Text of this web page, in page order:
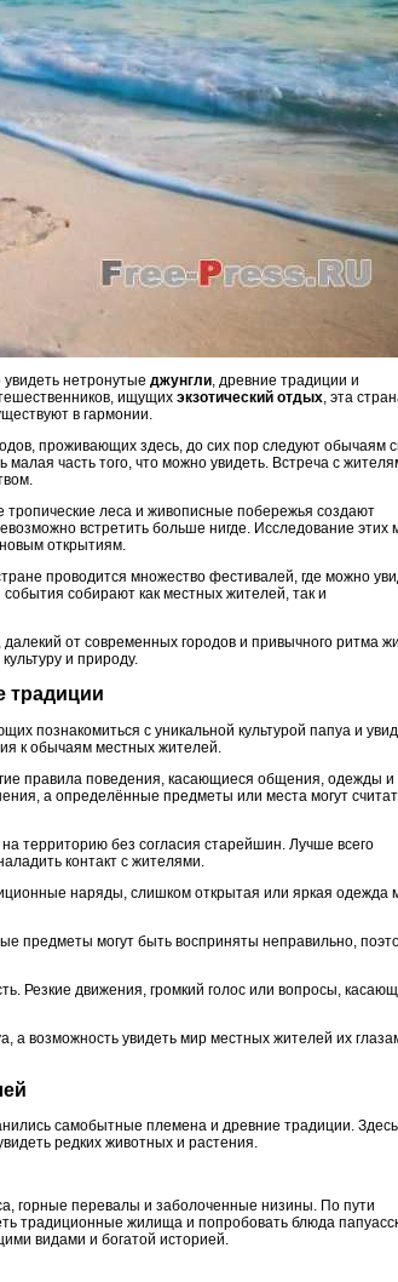
нетронутые джунгли, древние традиции и
ищущих экзотический отдых, эта
в гармонии.
проживающих здесь, до сих пор следуют обычаям
часть того, что можно увидеть. Встреча с
леса и живописные побережья создают
встретить больше нигде. Исследование этих
открытиям.
проводится множество фестивалей, где можно
собирают как местных жителей, так и
от современных городов и привычного ритма
и природу.
традиции
познакомиться с уникальной культурой папуа и
к обычаям местных жителей.
правила поведения, касающиеся общения, одежды и
а определённые предметы или места могут
территорию без согласия старейшин. Лучше всего
контакт с жителями.
наряды, слишком открытая или яркая одежда
предметы могут быть восприняты неправильно,
Резкие движения, громкий голос или вопросы,
а возможность увидеть мир местных жителей их
самобытные племена и древние традиции.
редких животных и растения.
горные перевалы и заболоченные низины. По пути
традиционные жилища и попробовать блюда
видами и богатой историей.